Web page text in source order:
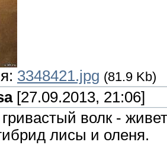
3348421.jpg (81.9 Kb)
[27.09.2013, 21:06]
гривастый волк -
лисы и оленя.